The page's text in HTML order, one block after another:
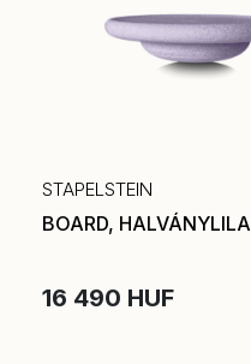
STAPELSTEIN
BOARD, HALVÁNYLILA
16 490 HUF